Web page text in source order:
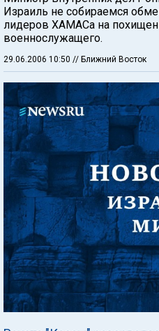
Израиль не собираемся
лидеров ХАМАСа на
военнослужащего.
29.06.2006 10:50 // Ближний Восток